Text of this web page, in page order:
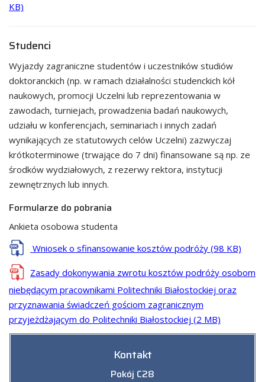
KB)
Studenci
Wyjazdy zagraniczne studentów i uczestników studiów
doktoranckich (np. w ramach działalności studenckich kół
naukowych, promocji Uczelni lub reprezentowania w
zawodach, turniejach, prowadzenia badań naukowych,
udziału w konferencjach, seminariach i innych zadań
wynikających ze statutowych celów Uczelni) zazwyczaj
krótkoterminowe (trwające do 7 dni) finansowane są np. ze
środków wydziałowych, z rezerwy rektora, instytucji
zewnętrznych lub innych.
Formularze do pobrania
Ankieta osobowa studenta
Wniosek o sfinansowanie kosztów podróży (98 KB)
Zasady dokonywania zwrotu kosztów podróży osobom
niebędącym pracownikami Politechniki Białostockiej oraz
przyznawania świadczeń gościom zagranicznym
przyjeżdżającym do Politechniki Białostockiej (2 MB)
Kontakt
Pokój C28